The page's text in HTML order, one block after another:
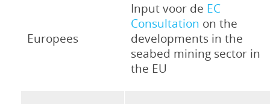
Europees
Input voor de EC
Consultation on the
developments in the
seabed mining sector in
the EU